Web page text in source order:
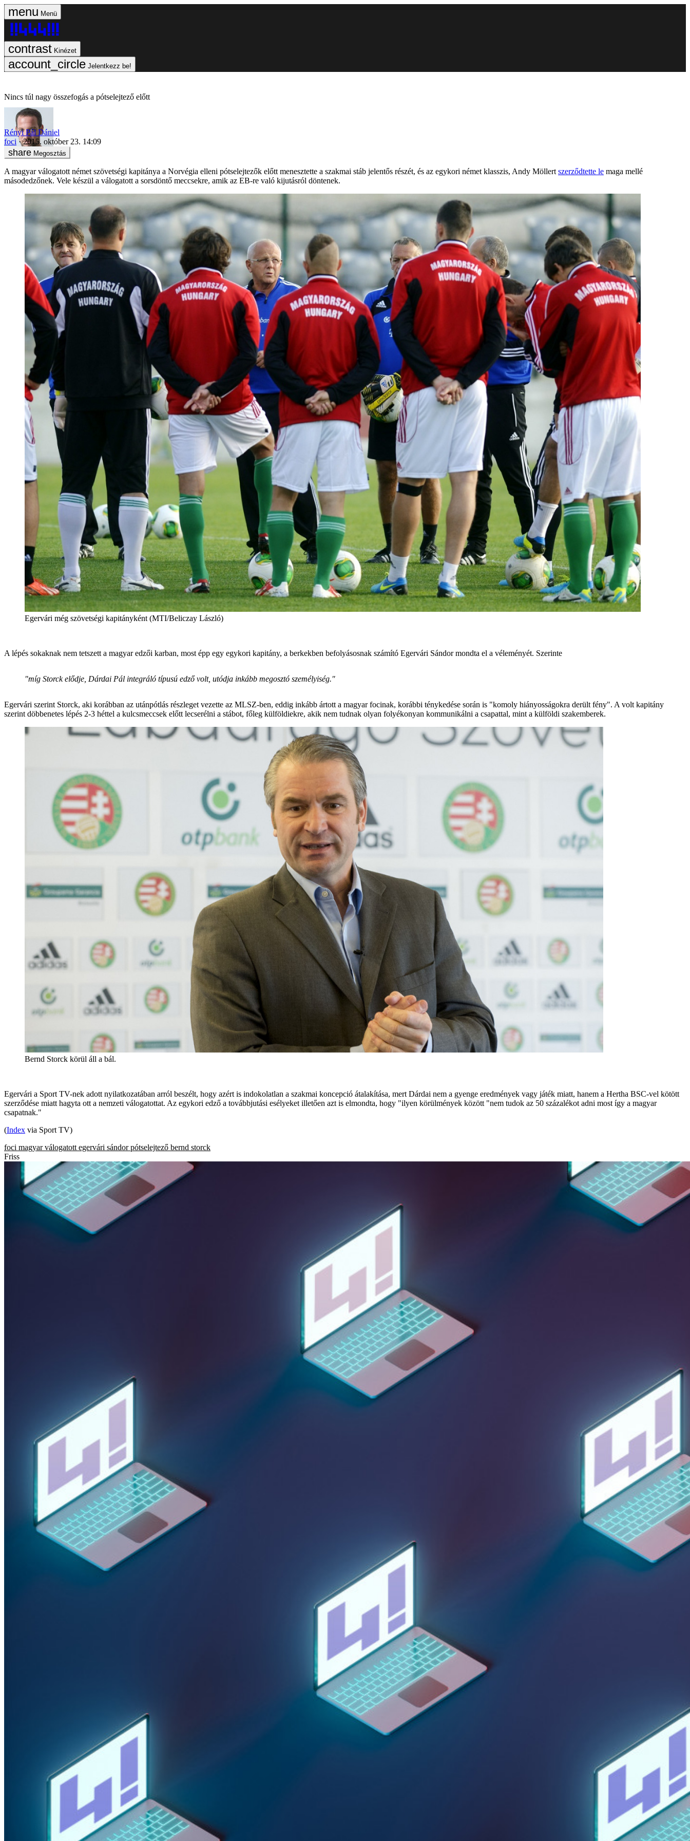
Menü
Kinézet
Jelentkezz be!
Nincs túl nagy összefogás a pótselejtező előtt
Rényi Pál Dániel
foci
2015. október 23. 14:09
Megosztás
A magyar válogatott német szövetségi kapitánya a Norvégia elleni pótselejtezők előtt menesztette a szakmai stáb jelentős részét, és az egykori német klasszis, Andy Möllert szerződtette le maga mellé
másodedzőnek. Vele készül a válogatott a sorsdöntő meccsekre, amik az EB-re való kijutásról döntenek.
Egervári még szövetségi kapitányként (MTI/Beliczay László)
A lépés sokaknak nem tetszett a magyar edzői karban, most épp egy egykori kapitány, a berkekben befolyásosnak számító Egervári Sándor mondta el a véleményét. Szerinte
"míg Storck elődje, Dárdai Pál integráló típusú edző volt, utódja inkább megosztó személyiség."
Egervári szerint Storck, aki korábban az utánpótlás részleget vezette az MLSZ-ben, eddig inkább ártott a magyar focinak, korábbi ténykedése során is "komoly hiányosságokra derült fény". A volt kapitány
szerint döbbenetes lépés 2-3 héttel a kulcsmeccsek előtt lecserélni a stábot, főleg külföldiekre, akik nem tudnak olyan folyékonyan kommunikálni a csapattal, mint a külföldi szakemberek.
Bernd Storck körül áll a bál.
Egervári a Sport TV-nek adott nyilatkozatában arról beszélt, hogy azért is indokolatlan a szakmai koncepció átalakítása, mert Dárdai nem a gyenge eredmények vagy játék miatt, hanem a Hertha BSC-vel kötött
szerződése miatt hagyta ott a nemzeti válogatottat. Az egykori edző a továbbjutási esélyeket illetően azt is elmondta, hogy "ilyen körülmények között "nem tudok az 50 százalékot adni most így a magyar
csapatnak."
(Index via Sport TV)
foci magyar válogatott egervári sándor pótselejtező bernd storck
Friss